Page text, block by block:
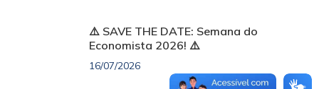
⚠️ SAVE THE DATE: Semana do
Economista 2026! ⚠️
16/07/2026